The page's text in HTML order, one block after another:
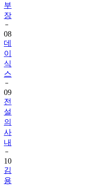
부
장
08
데
이
식
스
09
전
설
의
사
내
10
김
용